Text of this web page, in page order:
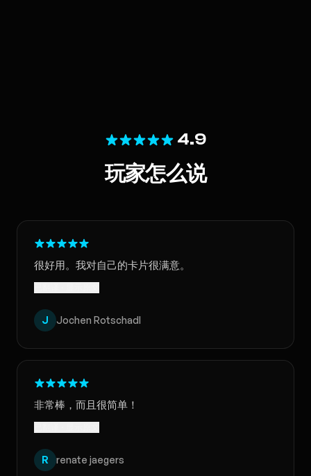
4.9
玩家怎么说
很好用。我对自己的卡片很满意。
J Jochen Rotschadl
非常棒，而且很简单！
R renate jaegers